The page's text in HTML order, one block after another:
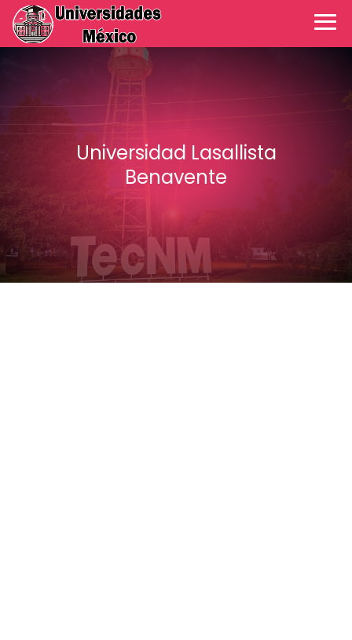
Universidad Lasallista
Benavente